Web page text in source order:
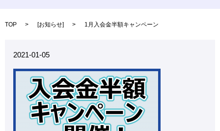
TOP [お知らせ] 1月入会金半額キャンペーン
2021-01-05